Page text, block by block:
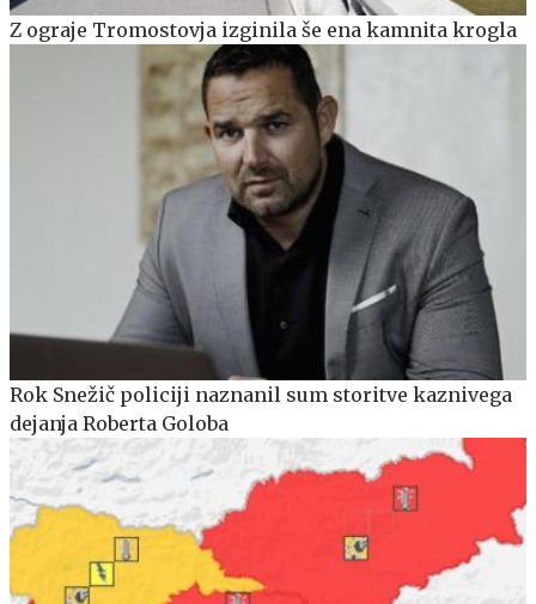
Z ograje Tromostovja izginila še ena kamnita krogla
Rok Snežič policiji naznanil sum storitve kaznivega
dejanja Roberta Goloba